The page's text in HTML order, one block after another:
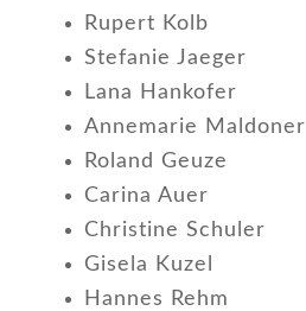
Rupert Kolb
Stefanie Jaeger
Lana Hankofer
Annemarie Maldoner
Roland Geuze
Carina Auer
Christine Schuler
Gisela Kuzel
Hannes Rehm